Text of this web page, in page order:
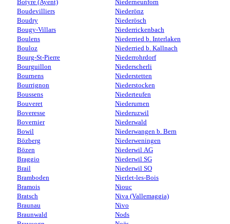
Botyre (Ayent)
Boudevilliers
Boudry
Bougy-Villars
Boulens
Bouloz
Bourg-St-Pierre
Bourguillon
Bournens
Bourrignon
Boussens
Bouveret
Boveresse
Bovernier
Bowil
Bözberg
Bözen
Braggio
Brail
Bramboden
Bramois
Bratsch
Braunau
Braunwald
Niederneunforn
Niederönz
Niederösch
Niederrickenbach
Niederried b. Interlaken
Niederried b. Kallnach
Niederrohrdorf
Niederscherli
Niederstetten
Niederstocken
Niederteufen
Niederurnen
Niederuzwil
Niederwald
Niederwangen b. Bern
Niederweningen
Niederwil AG
Niederwil SG
Niederwil SO
Nierlet-les-Bois
Niouc
Niva (Vallemaggia)
Nivo
Nods